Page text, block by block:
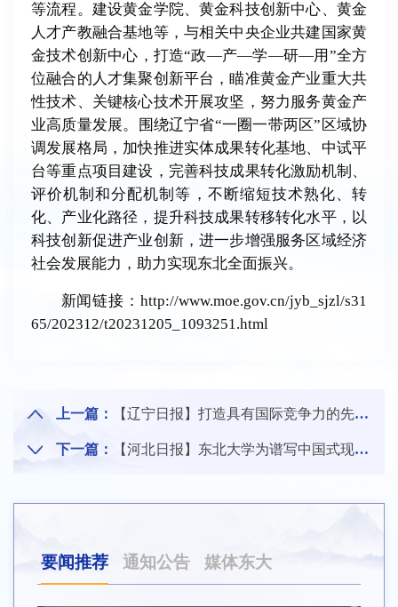
等流程。建设黄金学院、黄金科技创新中心、黄金
人才产教融合基地等，与相关中央企业共建国家黄
金技术创新中心，打造“政—产—学—研—用”全方
位融合的人才集聚创新平台，瞄准黄金产业重大共
性技术、关键核心技术开展攻坚，努力服务黄金产
业高质量发展。围绕辽宁省“一圈一带两区”区域协
调发展格局，加快推进实体成果转化基地、中试平
台等重点项目建设，完善科技成果转化激励机制、
评价机制和分配机制等，不断缩短技术熟化、转
化、产业化路径，提升科技成果转移转化水平，以
科技创新促进产业创新，进一步增强服务区域经济
社会发展能力，助力实现东北全面振兴。
新闻链接：http://www.moe.gov.cn/jyb_sjzl/s31
65/202312/t20231205_1093251.html
上一篇： 【辽宁日报】打造具有国际竞争力的先进制造业新高地 为维护国家产业链供应链安全稳定贡献力量
下一篇： 【河北日报】东北大学为谱写中国式现代化建设河北篇章贡献力量
要闻推荐 通知公告 媒体东大